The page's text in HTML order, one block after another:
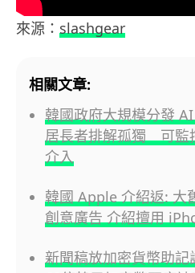
來源： slashgear
相關文章:
韓國政府大規模分發
居長者排解孤獨 可監
介入
韓國 Apple 介紹返: 大
創意廣告 介紹擅用
新聞稿放加密貨幣助